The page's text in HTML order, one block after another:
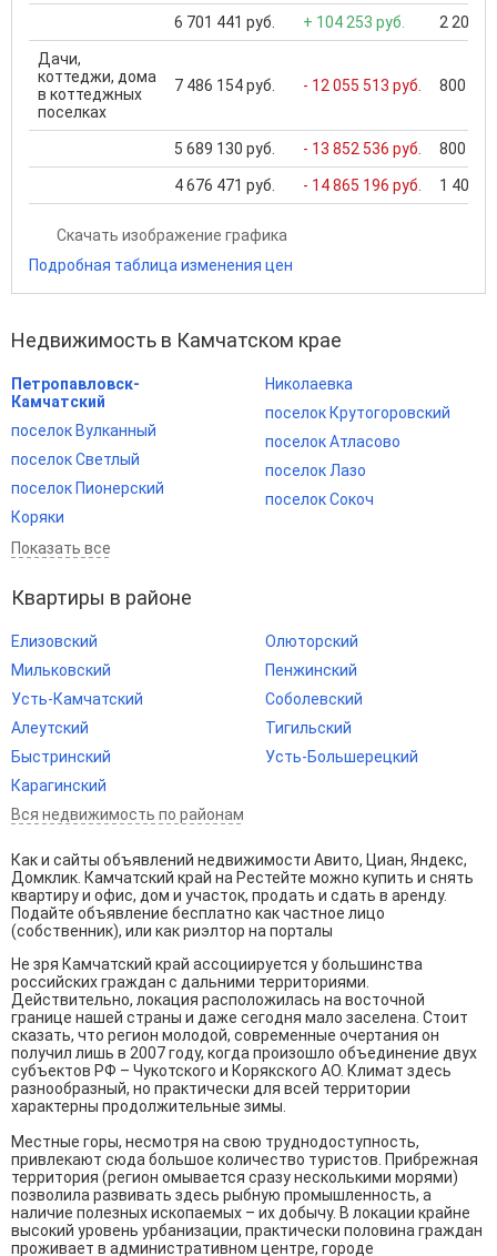
6 701 441 руб. + 104 253 руб. 2 200
Дачи,
коттеджи, дома
в коттеджных
поселках
7 486 154 руб. - 12 055 513 руб. 800
5 689 130 руб. - 13 852 536 руб. 800
4 676 471 руб. - 14 865 196 руб. 1 400
Скачать изображение графика
Подробная таблица изменения цен
Недвижимость в Камчатском крае
Петропавловск-
Камчатский
поселок Вулканный
поселок Светлый
поселок Пионерский
Коряки
Николаевка
поселок Крутогоровский
поселок Атласово
поселок Лазо
поселок Сокоч
Показать все
Квартиры в районе
Елизовский
Мильковский
Усть-Камчатский
Алеутский
Быстринский
Карагинский
Олюторский
Пенжинский
Соболевский
Тигильский
Усть-Большерецкий
Вся недвижимость по районам
Как и сайты объявлений недвижимости Авито, Циан, Яндекс,
Домклик. Камчатский край на Рестейте можно купить и снять
квартиру и офис, дом и участок, продать и сдать в аренду.
Подайте объявление бесплатно как частное лицо
(собственник), или как риэлтор на порталы
Не зря Камчатский край ассоциируется у большинства
российских граждан с дальними территориями.
Действительно, локация расположилась на восточной
границе нашей страны и даже сегодня мало заселена. Стоит
сказать, что регион молодой, современные очертания он
получил лишь в 2007 году, когда произошло объединение двух
субъектов РФ – Чукотского и Корякского АО. Климат здесь
разнообразный, но практически для всей территории
характерны продолжительные зимы.
Местные горы, несмотря на свою труднодоступность,
привлекают сюда большое количество туристов. Прибрежная
территория (регион омывается сразу несколькими морями)
позволила развивать здесь рыбную промышленность, а
наличие полезных ископаемых – их добычу. В локации крайне
высокий уровень урбанизации, практически половина граждан
проживает в административном центре, городе